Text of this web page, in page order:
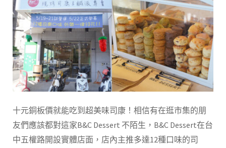
十元銅板價就能吃到超美味司康！相信有在逛市集的朋
友們應該都對這家B&C Dessert 不陌生，B&C Dessert在台
中五權路開設實體店面，店內主推多達12種口味的司